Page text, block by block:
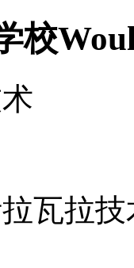
校
瓦拉